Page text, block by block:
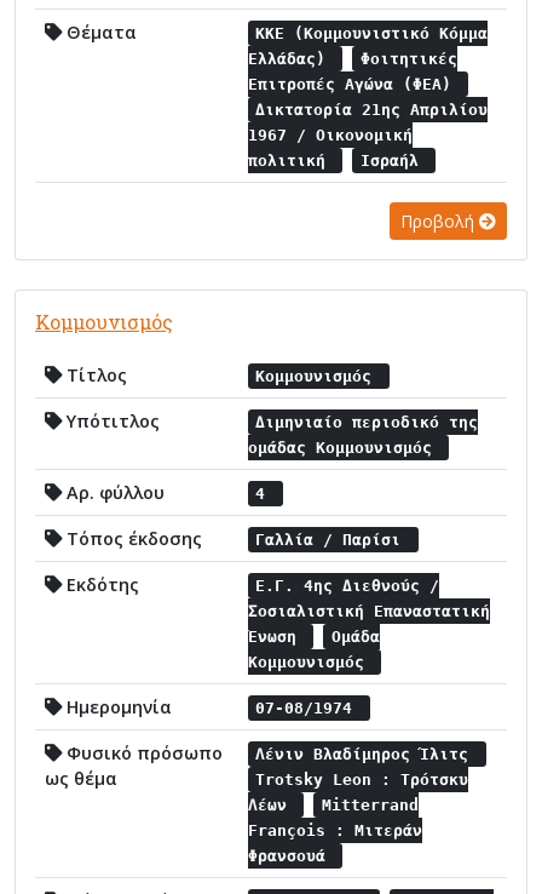
Θέματα
ΚΚΕ (Κομμουνιστικό Κόμμα
Ελλάδας)
Φοιτητικές
Επιτροπές Αγώνα (ΦΕΑ)
Δικτατορία 21ης Απριλίου
1967 / Οικονομική
πολιτική
Ισραήλ
Προβολή
Κομμουνισμός
Τίτλος Κομμουνισμός
Υπότιτλος
Διμηνιαίο περιοδικό της
ομάδας Κομμουνισμός
Αρ. φύλλου 4
Τόπος έκδοσης Γαλλία / Παρίσι
Εκδότης
Ε.Γ. 4ης Διεθνούς /
Σοσιαλιστική Επαναστατική
Ένωση
Ομάδα
Κομμουνισμός
Ημερομηνία 07-08/1974
Φυσικό πρόσωπο
ως θέμα
Λένιν Βλαδίμηρος Ίλιτς
Trotsky Leon : Τρότσκυ
Λέων
Mitterrand
François : Μιτεράν
Φρανσουά